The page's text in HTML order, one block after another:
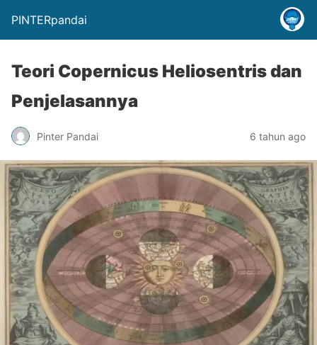
PINTERpandai
Teori Copernicus Heliosentris dan
Penjelasannya
Pinter Pandai 6 tahun ago